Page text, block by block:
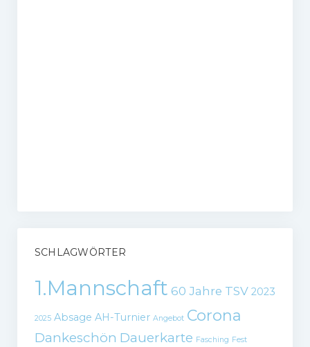
SCHLAGWÖRTER
1.Mannschaft 60 Jahre TSV 2023
2025 Absage AH-Turnier Angebot Corona
Dankeschön Dauerkarte Fasching Fest